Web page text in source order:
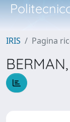
IRIS Pagina